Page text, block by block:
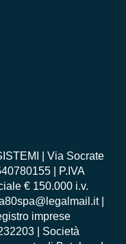
| Via Socrate
| P.IVA
€ 150.000 i.v.
|
imprese
| Società